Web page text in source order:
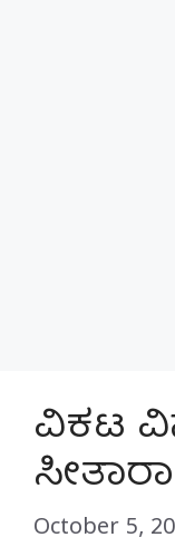
ವಿಕಟ
October 5,